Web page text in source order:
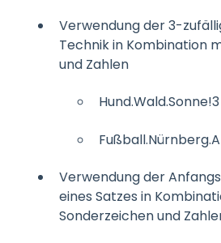
Verwendung der 3-
Technik in Kombination
und Zahlen
Hund.Wald.Sonne!3
Verwendung der
eines Satzes in
Sonderzeichen und